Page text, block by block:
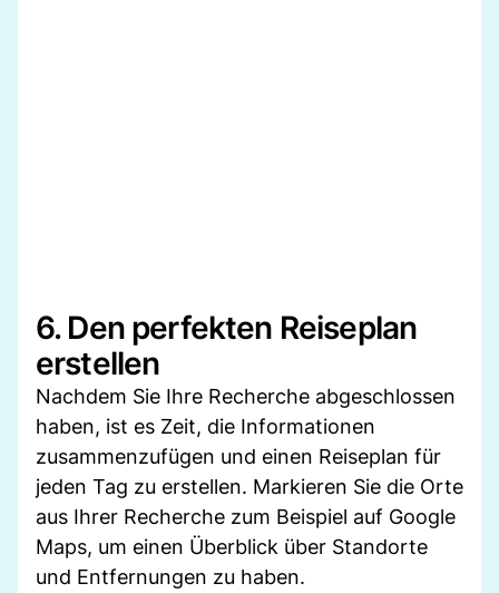
6. Den perfekten Reiseplan
erstellen
Nachdem Sie Ihre Recherche abgeschlossen
haben, ist es Zeit, die Informationen
zusammenzufügen und einen Reiseplan für
jeden Tag zu erstellen. Markieren Sie die Orte
aus Ihrer Recherche zum Beispiel auf Google
Maps, um einen Überblick über Standorte
und Entfernungen zu haben.